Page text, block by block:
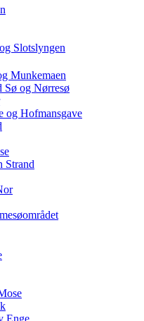
Slotslyngen
Munkemaen
Sø og Nørresø
og Hofmansgave
Strand
Enge